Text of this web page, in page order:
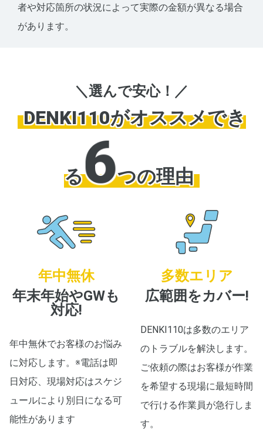
者や対応箇所の状況によって実際の金額が異なる場合
があります。
＼選んで安心！／
DENKI110がオススメでき
る6つの理由
年中無休
年末年始やGWも
対応!
年中無休でお客様のお悩み
に対応します。※電話は即
日対応、現場対応はスケジ
ュールにより別日になる可
能性があります
多数エリア
広範囲をカバー!
DENKI110は多数のエリア
のトラブルを解決します。
ご依頼の際はお客様が作業
を希望する現場に最短時間
で行ける作業員が急行しま
す。